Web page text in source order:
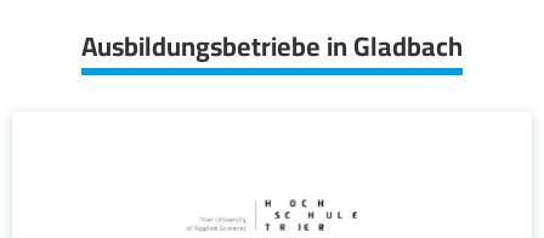
Ausbildungsbetriebe in Gladbach